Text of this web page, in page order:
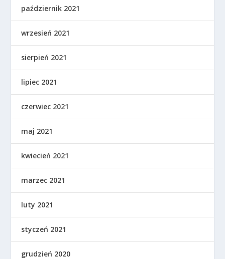
październik 2021
wrzesień 2021
sierpień 2021
lipiec 2021
czerwiec 2021
maj 2021
kwiecień 2021
marzec 2021
luty 2021
styczeń 2021
grudzień 2020